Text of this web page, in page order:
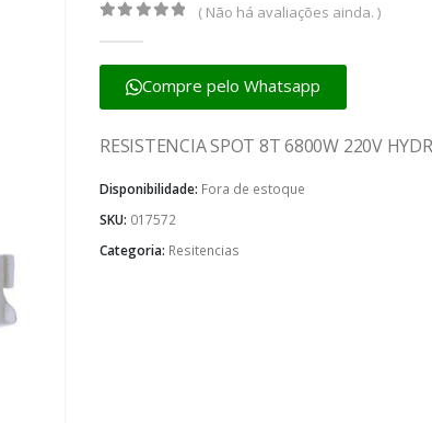
( Não há avaliações ainda. )
Compre pelo Whatsapp
RESISTENCIA SPOT 8T 6800W 220V
Disponibilidade: Fora de estoque
SKU: 017572
Categoria: Resitencias